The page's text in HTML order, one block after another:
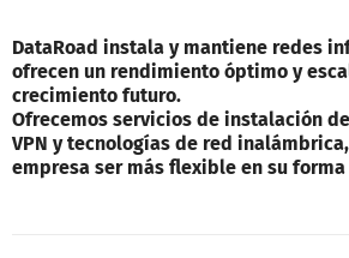
DataRoad instala y mantiene redes
ofrecen un rendimiento óptimo y
crecimiento futuro.
Ofrecemos servicios de instalación de
VPN y tecnologías de red
empresa ser más flexible en su